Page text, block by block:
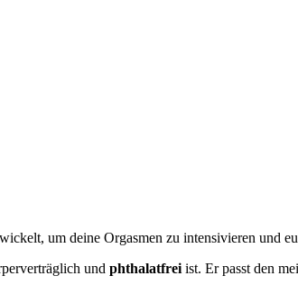
um deine Orgasmen zu intensivieren und
und phthalatfrei ist. Er passt den